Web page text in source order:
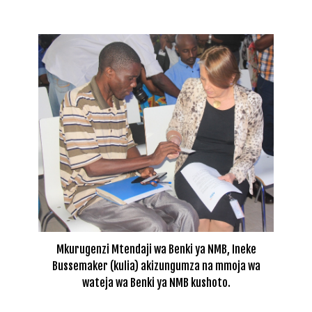
Mkurugenzi Mtendaji wa Benki ya NMB, Ineke
Bussemaker (kulia) akizungumza na mmoja wa
wateja wa Benki ya NMB kushoto.